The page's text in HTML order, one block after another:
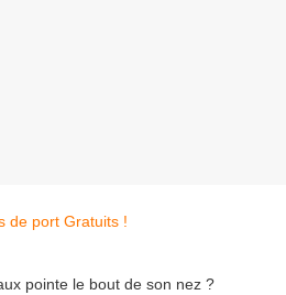
pointe le bout de son nez ?